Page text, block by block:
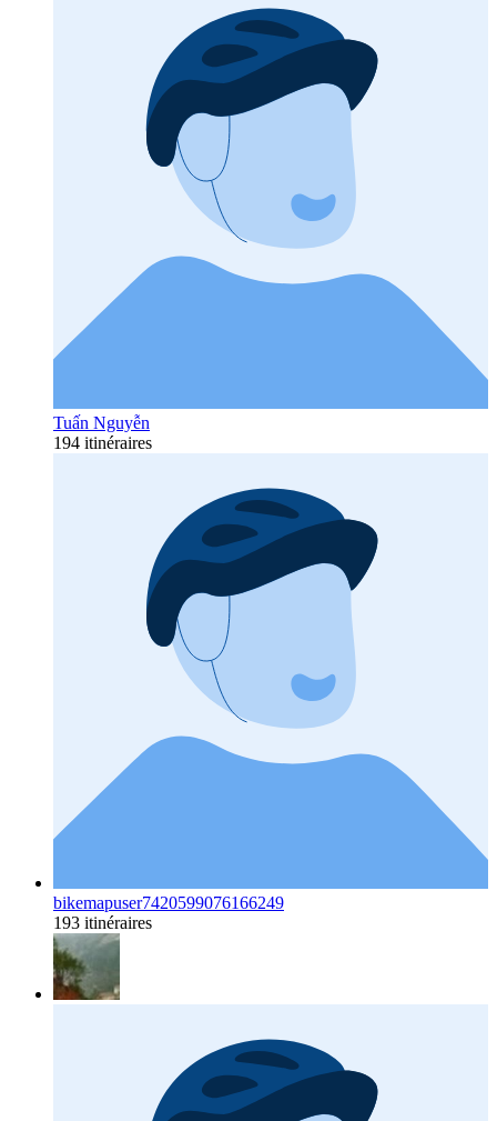
Tuấn Nguyễn
194 itinéraires
bikemapuser7420599076166249
193 itinéraires